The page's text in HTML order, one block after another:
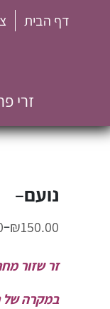
דף הבית
זרי
נועם–
₪150.00
–
זר שזור
במקרה של